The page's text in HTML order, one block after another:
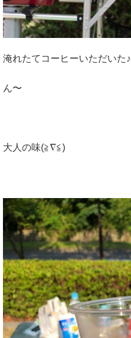
淹れたてコーヒーいただいた♪
ん〜
大人の味(≧∇≦)